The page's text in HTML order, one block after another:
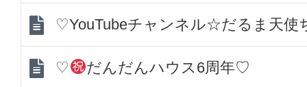
♡YouTubeチャンネル☆だるま天
♡ だんだんハウス6周年♡